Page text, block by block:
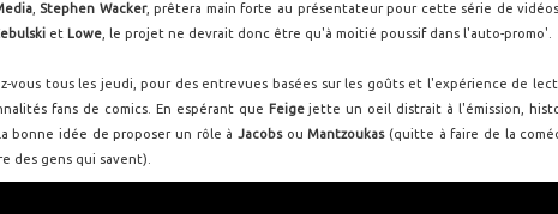
, Stephen Wacker, prêtera main forte au présentateur pour cette série de
et Lowe , le projet ne devrait donc être qu'à moitié poussif dans l'auto-promo'.
vous tous les jeudi, pour des entrevues basées sur les goûts et l'expérience de
fans de comics. En espérant que Feigejette un oeil distrait à l'émission,
bonne idée de proposer un rôle à JacobsouMantzoukas(quitte à faire de la
des gens qui savent).